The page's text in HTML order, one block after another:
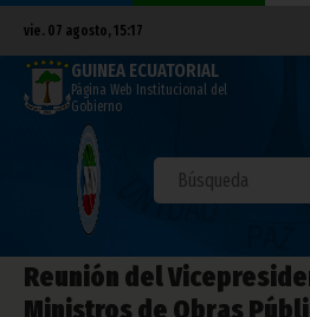
vie. 07 agosto, 15:17
GUINEA ECUATORIAL
Página Web Institucional del
Gobierno
Reunión del
Ministros de Obras